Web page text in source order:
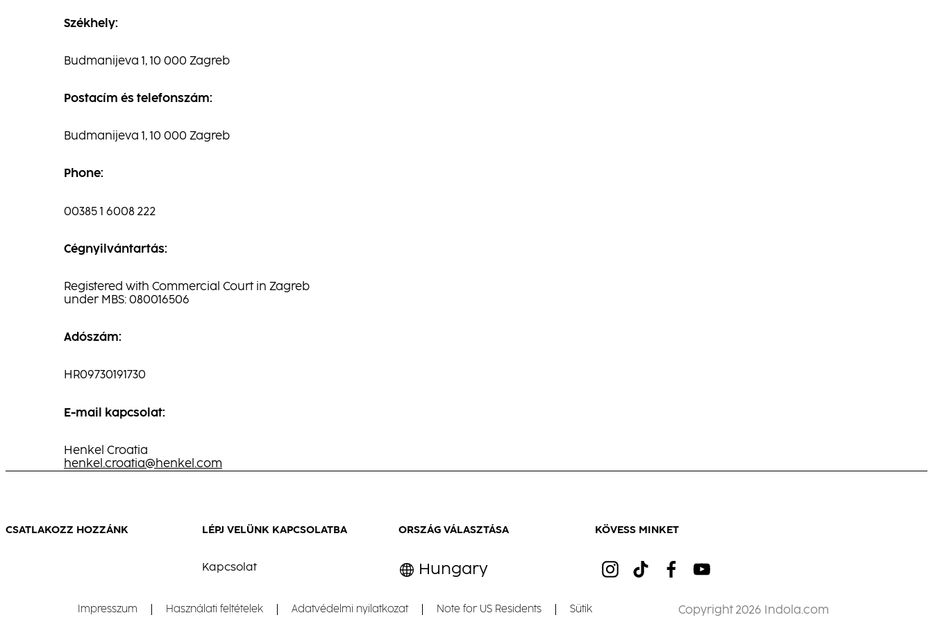
Székhely:
Budmanijeva 1, 10 000 Zagreb
Postacím és telefonszám:
Budmanijeva 1, 10 000 Zagreb
Phone:
00385 1 6008 222
Cégnyilvántartás:
Registered with Commercial Court in Zagreb
under MBS: 080016506
Adószám:
HR09730191730
E-mail kapcsolat:
Henkel Croatia
henkel.croatia@henkel.com
CSATLAKOZZ HOZZÁNK LÉPJ VELÜNK KAPCSOLATBA
Kapcsolat
ORSZÁG VÁLASZTÁSA
Hungary
KÖVESS MINKET
Impresszum Használati feltételek Adatvédelmi nyilatkozat Note for US Residents Sütik Copyright 2026 Indola.com